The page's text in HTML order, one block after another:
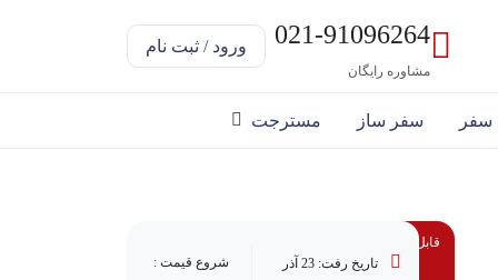
021-91096264
مشاوره رایگان
ورود / ثبت نام
سفر سفر ساز مسترجت
قابل پرداخت با وام
تاریخ رفت: 23 آذر
شروع قیمت :